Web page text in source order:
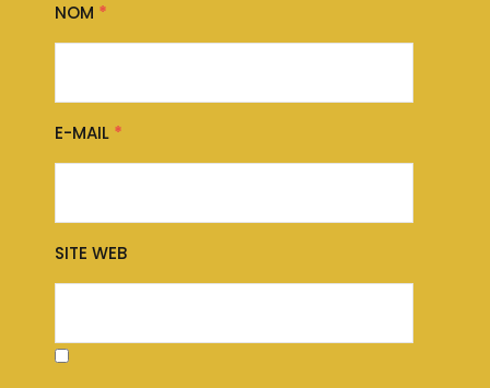
NOM *
E-MAIL *
SITE WEB